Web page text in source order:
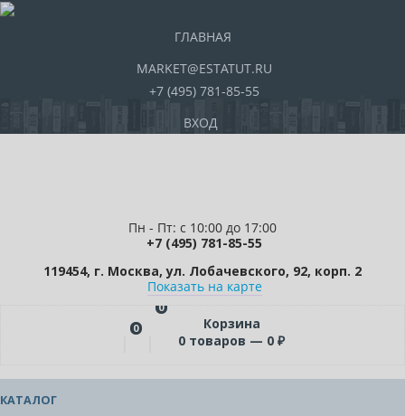
ГЛАВНАЯ
MARKET@ESTATUT.RU
+7 (495) 781-85-55
ВХОД
Пн - Пт: с 10:00 до 17:00
+7 (495) 781-85-55
119454, г. Москва, ул. Лобачевского, 92, корп. 2
Показать на карте
0
0
Корзина
0 товаров — 0 ₽
КАТАЛОГ